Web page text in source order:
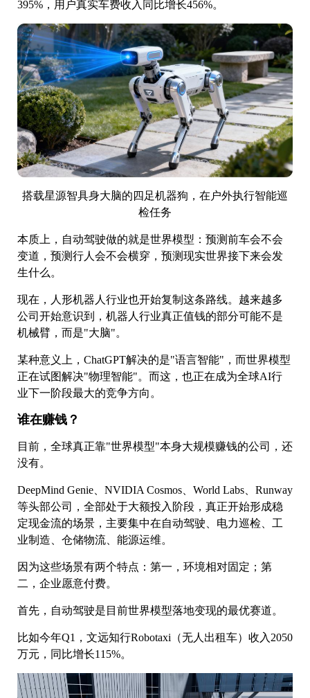
395%，用户真实车费收入同比增长456%。
搭载星源智具身大脑的四足机器狗，在户外执行智能巡
检任务
本质上，自动驾驶做的就是世界模型：预测前车会不会
变道，预测行人会不会横穿，预测现实世界接下来会发
生什么。
现在，人形机器人行业也开始复制这条路线。越来越多
公司开始意识到，机器人行业真正值钱的部分可能不是
机械臂，而是"大脑"。
某种意义上，ChatGPT解决的是"语言智能"，而世界模型
正在试图解决"物理智能"。而这，也正在成为全球AI行
业下一阶段最大的竞争方向。
谁在赚钱？
目前，全球真正靠"世界模型"本身大规模赚钱的公司，还
没有。
DeepMind Genie、NVIDIA Cosmos、World Labs、Runway
等头部公司，全部处于大额投入阶段，真正开始形成稳
定现金流的场景，主要集中在自动驾驶、电力巡检、工
业制造、仓储物流、能源运维。
因为这些场景有两个特点：第一，环境相对固定；第
二，企业愿意付费。
首先，自动驾驶是目前世界模型落地变现的最优赛道。
比如今年Q1，文远知行Robotaxi（无人出租车）收入2050
万元，同比增长115%。